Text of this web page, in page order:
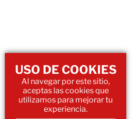
USO DE COOKIES
Al navegar por este sitio,
aceptas las cookies que
utilizamos para mejorar tu
experiencia.